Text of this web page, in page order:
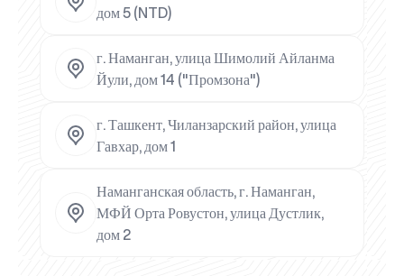
дом 5 (NTD)
г. Наманган, улица Шимолий Айланма
Йули, дом 14 ("Промзона")
г. Ташкент, Чиланзарский район, улица
Гавхар, дом 1
Наманганская область, г. Наманган,
МФЙ Орта Ровустон, улица Дустлик,
дом 2